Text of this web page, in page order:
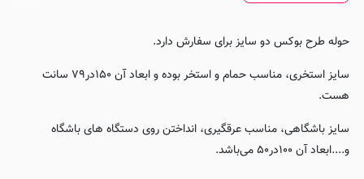
حوله طرح بوکس دو سایز برای سفارش دارد.
سایز استخری، مناسب حمام و استخر بوده و ابعاد آن ۱۵۰در۷۹ سانت
هست.
سایز باشگاهی، مناسب عرقگیری، انداختن روی دستگاه های باشگاه
و....ابعاد آن ۱۰۰در۵۰ می‌باشد.